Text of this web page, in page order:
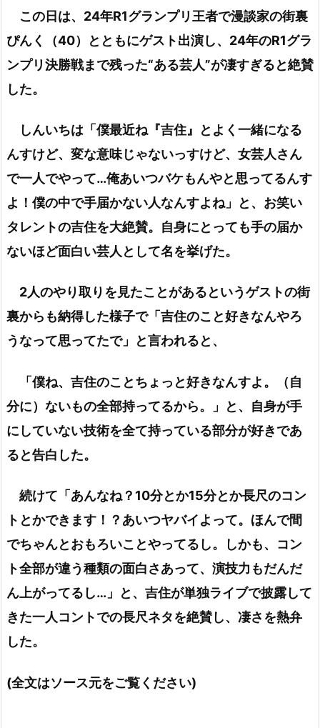
この日は、24年R1グランプリ王者で漫談家の街裏
ぴんく（40）とともにゲスト出演し、24年のR1グラ
ンプリ決勝戦まで残った“ある芸人”が凄すぎると絶賛
した。
しんいちは「僕最近ね『吉住』とよく一緒になる
んすけど、変な意味じゃないっすけど、女芸人さん
で一人でやって…俺あいつバケもんやと思ってるんす
よ！僕の中で手届かない人なんすよね」と、お笑い
タレントの吉住を大絶賛。自身にとっても手の届か
ないほど面白い芸人として名を挙げた。
2人のやり取りを見たことがあるというゲストの街
裏からも納得した様子で「吉住のこと好きなんやろ
うなって思ってたで」と言われると、
「僕ね、吉住のことちょっと好きなんすよ。（自
分に）ないもの全部持ってるから。」と、自身が手
にしていない技術を全て持っている部分が好きであ
ると告白した。
続けて「あんなね？10分とか15分とか長尺のコン
トとかできます！？あいつヤバイよって。ほんで間
でちゃんとおもろいことやってるし。しかも、コン
ト全部が違う種類の面白さあって、演技力もだんだ
ん上がってるし…」と、吉住が単独ライブで披露して
きた一人コントでの長尺ネタを絶賛し、凄さを熱弁
した。
(全文はソース元をご覧ください)